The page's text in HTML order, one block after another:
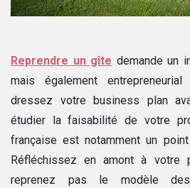
Reprendre un gîte demande un
mais également
dressez votre business plan
étudier la faisabilité de votre
française est notamment un
Réfléchissez en amont à votre
reprenez pas le modèle des